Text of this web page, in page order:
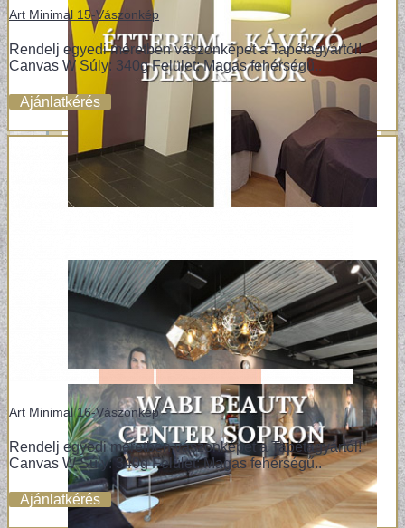
Art Minimal 15-Vászonkép
Rendelj egyedi méretben vászonképet a Tapétagyártól!
Canvas W Súly: 340g Felület: Magas fehérségű..
Ajánlatkérés
Art Minimal 16-Vászonkép
Rendelj egyedi méretben vászonképet a Tapétagyártól!
Canvas W Súly: 340g Felület: Magas fehérségű..
Ajánlatkérés